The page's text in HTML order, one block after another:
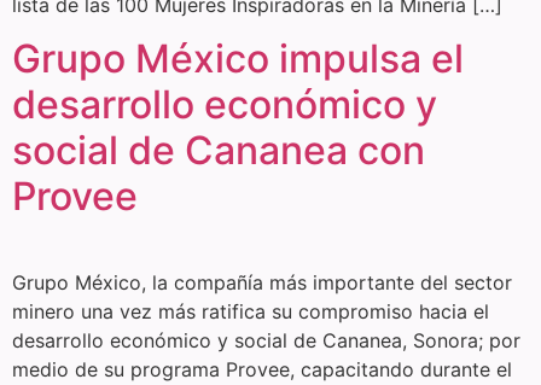
Grupo México impulsa el
desarrollo económico y
social de Cananea con
Provee
Grupo México, la compañía más importante del sector
minero una vez más ratifica su compromiso hacia el
desarrollo económico y social de Cananea, Sonora; por
medio de su programa Provee, capacitando durante el